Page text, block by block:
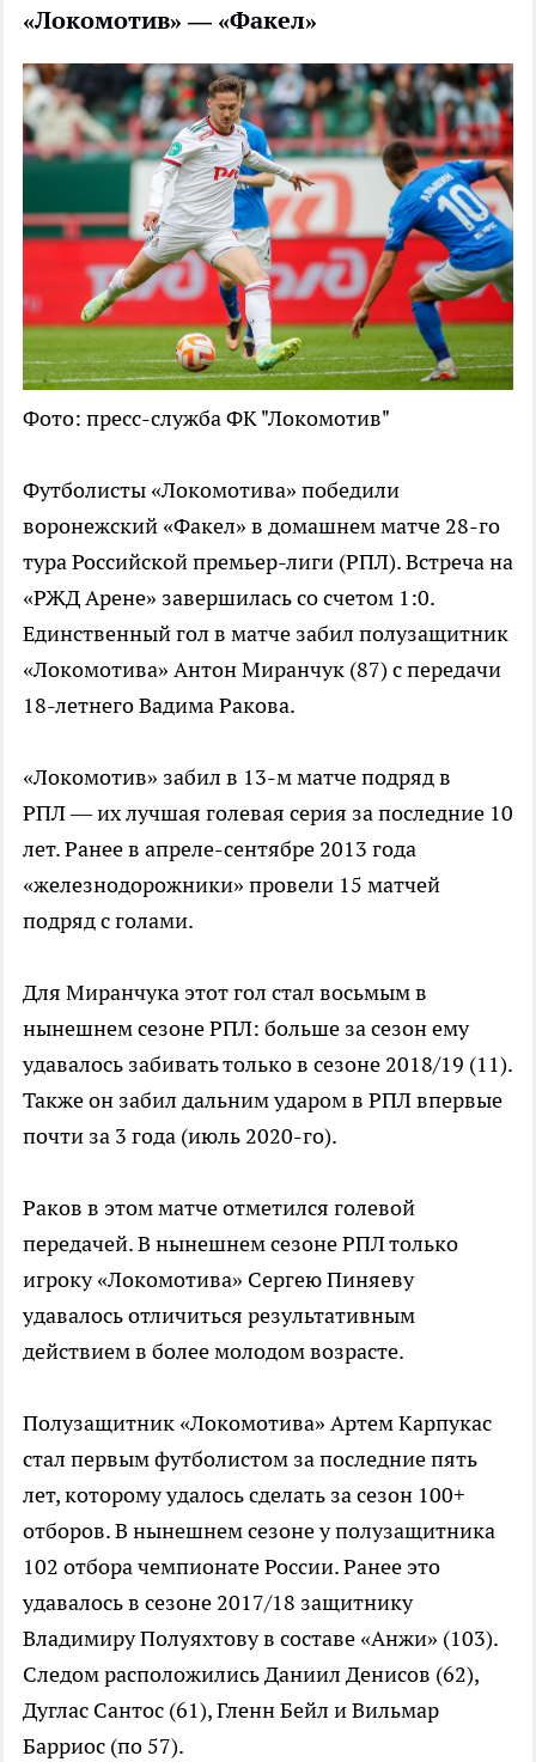
«Локомотив» — «Факел»
Фото: пресс-служба ФК "Локомотив"
Футболисты «Локомотива» победили
воронежский «Факел» в домашнем матче 28-го
тура Российской премьер-лиги (РПЛ). Встреча на
«РЖД Арене» завершилась со счетом 1:0.
Единственный гол в матче забил полузащитник
«Локомотива» Антон Миранчук (87) с передачи
18-летнего Вадима Ракова.
«Локомотив» забил в 13-м матче подряд в
РПЛ — их лучшая голевая серия за последние 10
лет. Ранее в апреле-сентябре 2013 года
«железнодорожники» провели 15 матчей
подряд с голами.
Для Миранчука этот гол стал восьмым в
нынешнем сезоне РПЛ: больше за сезон ему
удавалось забивать только в сезоне 2018/19 (11).
Также он забил дальним ударом в РПЛ впервые
почти за 3 года (июль 2020-го).
Раков в этом матче отметился голевой
передачей. В нынешнем сезоне РПЛ только
игроку «Локомотива» Сергею Пиняеву
удавалось отличиться результативным
действием в более молодом возрасте.
Полузащитник «Локомотива» Артем Карпукас
стал первым футболистом за последние пять
лет, которому удалось сделать за сезон 100+
отборов. В нынешнем сезоне у полузащитника
102 отбора чемпионате России. Ранее это
удавалось в сезоне 2017/18 защитнику
Владимиру Полуяхтову в составе «Анжи» (103).
Следом расположились Даниил Денисов (62),
Дуглас Сантос (61), Гленн Бейл и Вильмар
Барриос (по 57).